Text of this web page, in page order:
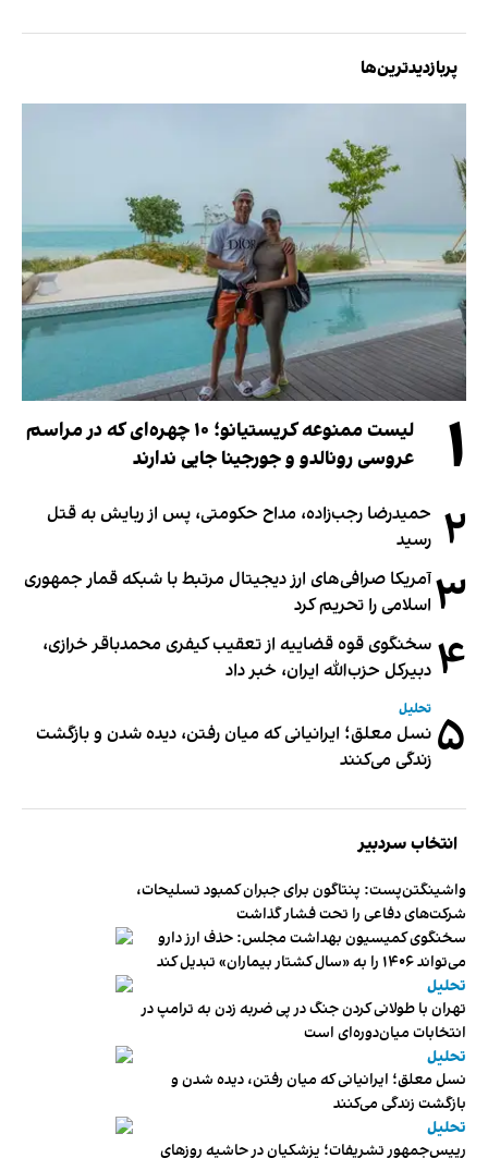
پربازدیدترین‌ها
۱
لیست ممنوعه کریستیانو؛ ۱۰ چهره‌ای که در مراسم
عروسی رونالدو و جورجینا جایی ندارند
۲ حمیدرضا رجب‌زاده، مداح حکومتی، پس از ربایش به قتل
رسید
۳آمریکا صرافی‌های ارز دیجیتال مرتبط با شبکه قمار جمهوری
اسلامی را تحریم کرد
۴ سخنگوی قوه قضاییه از تعقیب کیفری محمدباقر خرازی،
دبیر‌کل حزب‌الله ایران، خبر داد
۵ تحلیل
نسل معلق؛ ایرانیانی که میان رفتن، دیده شدن و بازگشت
زندگی می‌کنند
انتخاب سردبیر
واشینگتن‌پست: پنتاگون برای جبران کمبود تسلیحات،
شرکت‌های دفاعی را تحت فشار گذاشت
سخنگوی کمیسیون بهداشت مجلس: حذف ارز دارو
می‌تواند ۱۴۰۶ را به «سال کشتار بیماران» تبدیل کند
تحلیل
تهران با طولانی کردن جنگ در پی ضربه زدن به ترامپ در
انتخابات میان‌دوره‌ای است
تحلیل
نسل معلق؛ ایرانیانی که میان رفتن، دیده شدن و
بازگشت زندگی می‌کنند
تحلیل
رییس‌جمهور تشریفات؛ پزشکیان در حاشیه روزهای